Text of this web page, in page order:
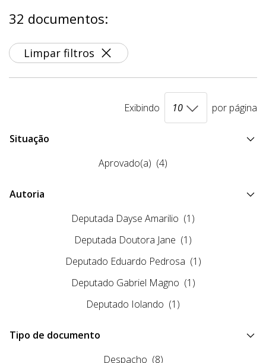
32 documentos:
Limpar filtros
Exibindo por página
Situação
Aprovado(a) (4)
Autoria
Deputada Dayse Amarilio (1)
Deputada Doutora Jane (1)
Deputado Eduardo Pedrosa (1)
Deputado Gabriel Magno (1)
Deputado Iolando (1)
Tipo de documento
Despacho (8)